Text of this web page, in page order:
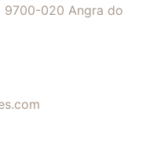
9700-020 Angra do